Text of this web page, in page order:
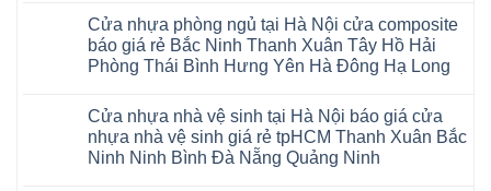
Đức
Hoài
Đức
Ninh
Phòng
Tứ
Kỳ
Đan
Phượng
Hưng
Yên
Nghệ
An
Quảng
Thọ
Bắc
Ninh
Tuyên
Từ
Liêm
Đan
Phượng
Bình
Hải
Phòng
Nguyên
định
tại
Việt
Nam
4mm
6mm
đế
cao
su
composite
giả
vân
gỗ
tạo
sang
trọng
bình
luận
ở
Sàn
4mm
giá
bao
nhiêu
Sàn
Cửa nhựa phòng ngủ tại Hà Nội cửa composite
báo giá rẻ Bắc Ninh Thanh Xuân Tây Hồ Hải
Phòng Thái Bình Hưng Yên Hà Đông Hạ Long
bình
luận
ở
Cửa
Cửa nhựa nhà vệ sinh tại Hà Nội báo giá cửa
nhựa nhà vệ sinh giá rẻ tpHCM Thanh Xuân Bắc
Ninh Ninh Bình Đà Nẵng Quảng Ninh